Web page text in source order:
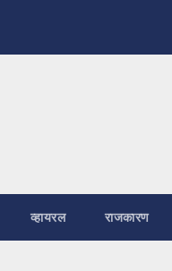
व्हायरल राजकारण